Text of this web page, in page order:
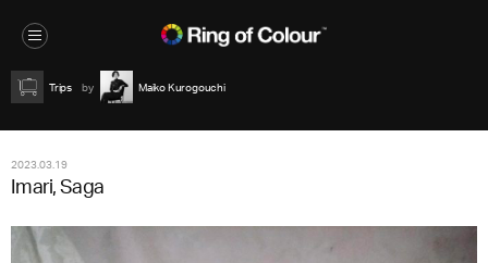
Trips Maiko Kurogouchi
2023.03.19
Imari, Saga